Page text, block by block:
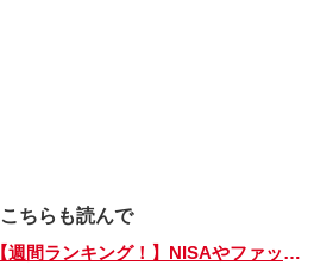
こちらも読んで
【週間ランキング！】NISAやファッションの記事がランクイン！ kodomoe web 7月19日～25日の週間TOP5★